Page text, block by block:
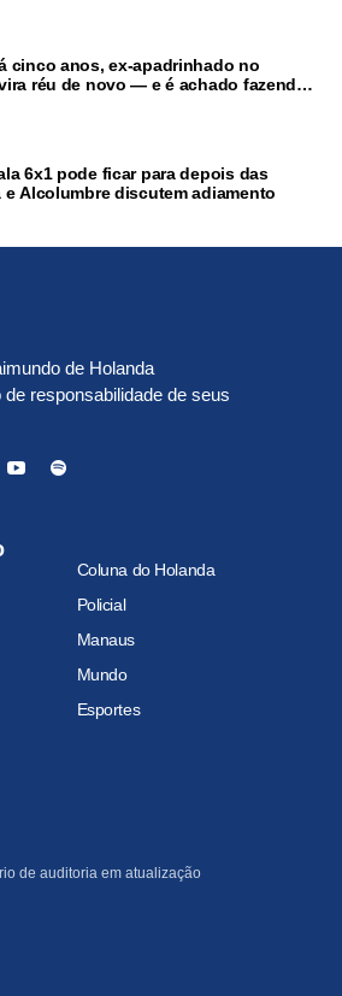
cinco anos, ex-apadrinhado no
réu de novo — e é achado fazendo
6x1 pode ficar para depois das
Alcolumbre discutem adiamento
de Holanda
responsabilidade de seus
Coluna do Holanda
Policial
Manaus
Mundo
Esportes
de auditoria em atualização